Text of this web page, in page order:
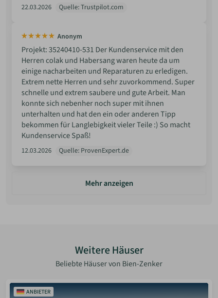
22.03.2026 Quelle: Trustpilot.com
Anonym
Projekt: 35240410-531 Der Kundenservice mit den
Herren colak und Habersang waren heute da um
einige nacharbeiten und Reparaturen zu erledigen.
Extrem nette Herren und sehr zuvorkommend. Super
schnelle und extrem saubere und gute Arbeit. Man
konnte sich nebenher noch super mit ihnen
unterhalten und hat den ein oder anderen Tipp
bekommen für Langlebigkeit vieler Teile :) So macht
Kundenservice Spaß!
12.03.2026 Quelle: ProvenExpert.de
Mehr anzeigen
Weitere Häuser
Beliebte Häuser von Bien-Zenker
ANBIETER